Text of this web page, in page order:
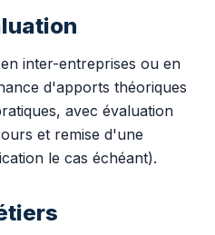
inter-entreprises ou en
d'apports théoriques
avec évaluation
et remise d'une
le cas échéant).